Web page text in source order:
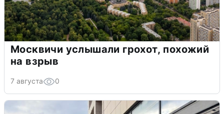
Москвичи услышали грохот, похожий
на взрыв
7 августа 0